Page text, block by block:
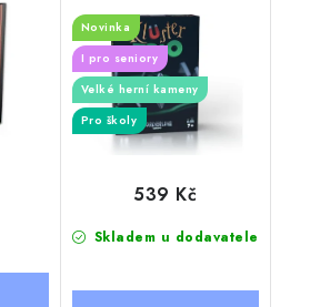
Novinka
I pro seniory
Velké herní kameny
Pro školy
Skladem u dodavatele
539 Kč